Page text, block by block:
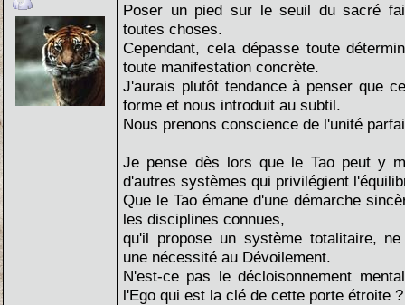
Poser un pied sur le seuil du sacré
toutes choses.
Cependant, cela dépasse toute
toute manifestation concrète.
J'aurais plutôt tendance à penser que
forme et nous introduit au subtil.
Nous prenons conscience de l'unité
Je pense dès lors que le Tao peut y
d'autres systèmes qui privilégient
Que le Tao émane d'une démarche
les disciplines connues,
qu'il propose un système totalitaire,
une nécessité au Dévoilement.
N'est-ce pas le décloisonnement
l'Ego qui est la clé de cette porte étroite ?